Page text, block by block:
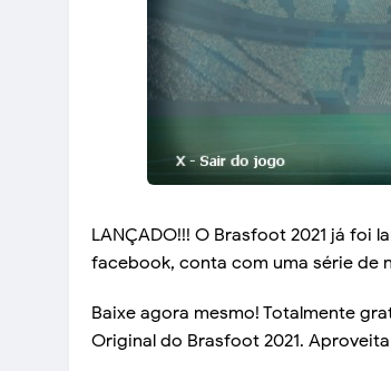
LANÇADO!!! O Brasfoot 2021 já foi
facebook, conta com uma série de
Baixe agora mesmo! Totalmente
Original do Brasfoot 2021.